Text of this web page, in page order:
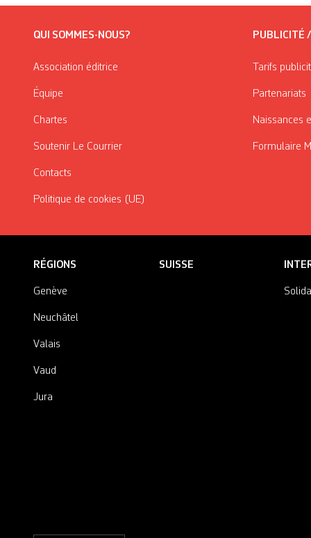
QUI SOMMES-NOUS?
Association éditrice
Équipe
Chartes
Soutenir Le Courrier
Contacts
Politique de cookies (UE)
PUBLICITÉ
Tarifs
Partenariats
Naissances
Formulaire
RÉGIONS
Genève
Neuchâtel
Valais
Vaud
Jura
SUISSE